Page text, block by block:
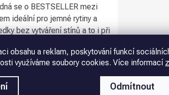
obsahu a reklam, poskytování funkcí
využíváme soubory cookies. Více informací
Odmítnout
se o BESTSELLER mezi
ideální pro jemné rytiny a
bez vytváření stínů a to i při
reklamní materiály,
s našimi plastovými deskami!
Podlepení materiálu a jeho
nebo dělení desky
BARVA